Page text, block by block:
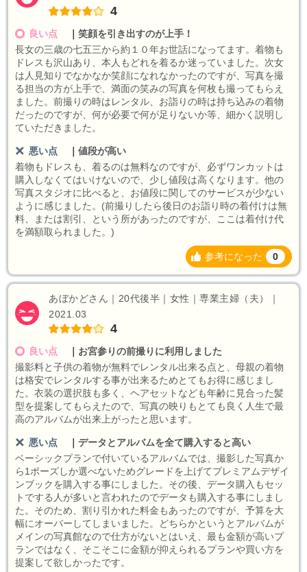
4
良い点
笑顔を引き出すのが上手！
長女の三歳の七五三から約１０年お世話になってます。着物も
ドレスも沢山あり、本人もどれを着るか迷っていました。次女
は人見知りでなかなか笑顔になれなかったのですが、写真を撮
る担当の方が上手で、満面の笑みの写真を何枚も撮ってもらえ
ました。前撮りの時はレンタル、お詣りの時は持ち込みの着物
だったのですが、何が必要で何が足りないか等、細かく説明し
ていただきました。
悪い点
値段が高い
着物もドレスも、着るのは無料なのですが、必ずワンカットは
購入しなくてはいけないので、少し値段は高くなります。他の
写真スタジオに比べると、お値段に関してのサービスが少ない
ように感じました。(前撮りしたら後日のお詣り時の着付けは無
料、または割引、という所があったのですが、ここは着付け代
を満額取られました。)
参考になった 0
あぼかどさん｜20代後半｜女性｜専業主婦（夫）｜
2021.03
4
良い点
お宮参りの前撮りに利用しました
撮影料と子供の着物が無料でレンタル出来る点と、母親の着物
は格安でレンタルする事が出来るためとてもお得に感じまし
た。衣装の選択肢も多く、ヘアセットなども年齢に見合った髪
型を提案してもらえたので、写真の映りもとても良く人生で最
高のアルバムが出来上がったと思います。
悪い点
データとアルバムを全て購入すると高い
ベーシックプランで付いているアルバムでは、撮影した写真か
ら1ポーズしか選べないためグレードを上げてプレミアムデザイ
ンブックを購入する事にしました。その後、データ購入もセッ
トでする人が多いと言われたのでデータも購入する事にしまし
た。そのため、割り引かれた料金もあったのですが、予算を大
幅にオーバーしてしまいました。どちらかというとアルバムが
メインの写真館なので仕方がないとはいえ、最も金額が高いプ
ランではなく、そこそこに金額が抑えられるプランや買い方を
提案して欲しかったです。